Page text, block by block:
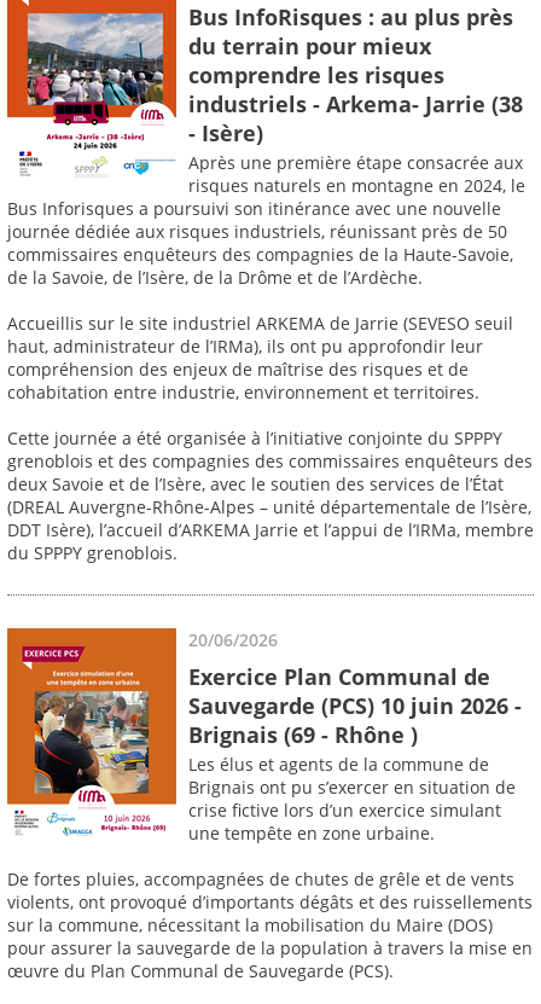
Bus InfoRisques : au plus près
du terrain pour mieux
comprendre les risques
industriels - Arkema- Jarrie (38
- Isère)
Après une première étape consacrée aux
risques naturels en montagne en 2024, le
Bus Inforisques a poursuivi son itinérance avec une nouvelle
journée dédiée aux risques industriels, réunissant près de 50
commissaires enquêteurs des compagnies de la Haute-Savoie,
de la Savoie, de l’Isère, de la Drôme et de l’Ardèche.
Accueillis sur le site industriel ARKEMA de Jarrie (SEVESO seuil
haut, administrateur de l’IRMa), ils ont pu approfondir leur
compréhension des enjeux de maîtrise des risques et de
cohabitation entre industrie, environnement et territoires.
Cette journée a été organisée à l’initiative conjointe du SPPPY
grenoblois et des compagnies des commissaires enquêteurs des
deux Savoie et de l’Isère, avec le soutien des services de l’État
(DREAL Auvergne-Rhône-Alpes – unité départementale de l’Isère,
DDT Isère), l’accueil d’ARKEMA Jarrie et l’appui de l’IRMa, membre
du SPPPY grenoblois.
20/06/2026
Exercice Plan Communal de
Sauvegarde (PCS) 10 juin 2026 -
Brignais (69 - Rhône )
Les élus et agents de la commune de
Brignais ont pu s’exercer en situation de
crise fictive lors d’un exercice simulant
une tempête en zone urbaine.
De fortes pluies, accompagnées de chutes de grêle et de vents
violents, ont provoqué d’importants dégâts et des ruissellements
sur la commune, nécessitant la mobilisation du Maire (DOS)
pour assurer la sauvegarde de la population à travers la mise en
œuvre du Plan Communal de Sauvegarde (PCS).